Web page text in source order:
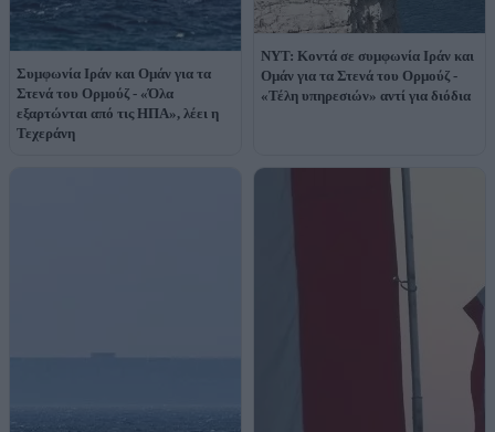
Συμφωνία Ιράν και Ομάν για τα
Στενά του Ορμούζ - «Όλα
εξαρτώνται από τις ΗΠΑ», λέει η
Τεχεράνη
NYT: Κοντά σε συμφωνία Ιράν και
Ομάν για τα Στενά του Ορμούζ -
«Τέλη υπηρεσιών» αντί για διόδια